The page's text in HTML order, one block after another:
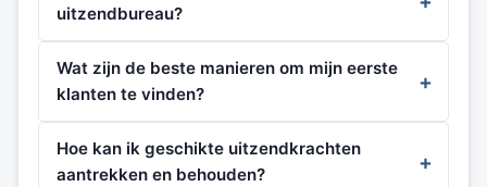
uitzendbureau?
Wat zijn de beste manieren om mijn eerste
klanten te vinden?
Hoe kan ik geschikte uitzendkrachten
aantrekken en behouden?